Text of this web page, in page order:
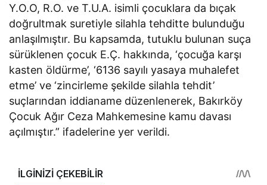
Y.O.O, R.O. ve T.U.A. isimli çocuklara da bıçak
doğrultmak suretiyle silahla tehditte bulunduğu
anlaşılmıştır. Bu kapsamda, tutuklu bulunan suça
sürüklenen çocuk E.Ç. hakkında, ‘çocuğa karşı
kasten öldürme’, ‘6136 sayılı yasaya muhalefet
etme’ ve ‘zincirleme şekilde silahla tehdit’
suçlarından iddianame düzenlenerek, Bakırköy
Çocuk Ağır Ceza Mahkemesine kamu davası
açılmıştır.” ifadelerine yer verildi.